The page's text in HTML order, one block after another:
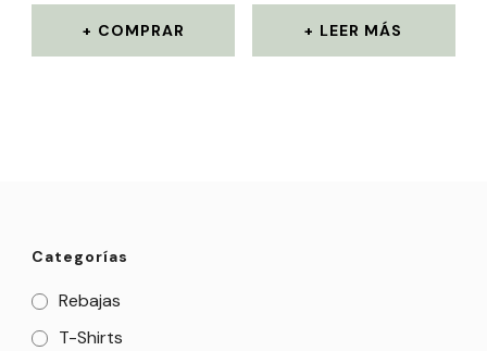
COMPRAR LEER MÁS
Categorías
Rebajas
T-Shirts